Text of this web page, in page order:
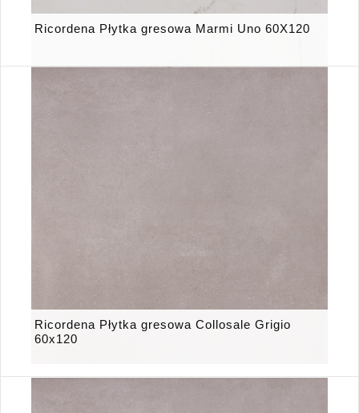
Ricordena Płytka gresowa Marmi Uno 60X120
Ricordena Płytka gresowa Collosale Grigio
60x120